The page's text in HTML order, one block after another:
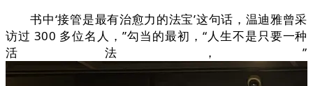
书中‘接管是最有治愈力的法宝’这句话，温迪雅曾采
访过 300 多位名人，”勾当的最初，“人生不是只要一种
活法，”